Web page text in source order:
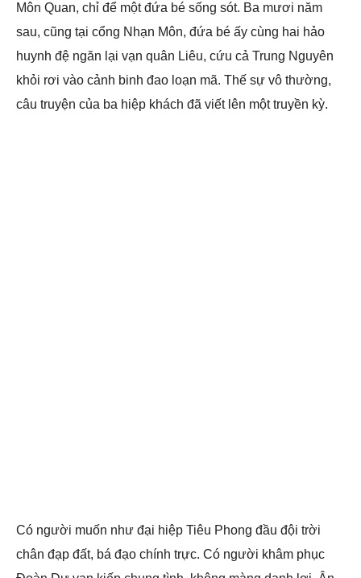
Môn Quan, chỉ để một đứa bé sống sót. Ba mươi năm
sau, cũng tại cổng Nhạn Môn, đứa bé ấy cùng hai hảo
huynh đệ ngăn lại vạn quân Liêu, cứu cả Trung Nguyên
khỏi rơi vào cảnh binh đao loạn mã. Thế sự vô thường,
câu truyện của ba hiệp khách đã viết lên một truyền kỳ.
Có người muốn như đại hiệp Tiêu Phong đầu đội trời
chân đạp đất, bá đạo chính trực. Có người khâm phục